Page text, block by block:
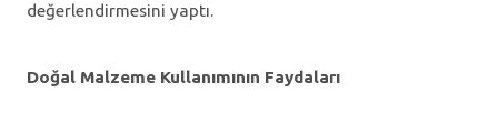
değerlendirmesini yaptı.
Doğal Malzeme Kullanımının Faydaları